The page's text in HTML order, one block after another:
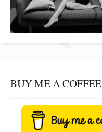
BUY ME A COFFEE